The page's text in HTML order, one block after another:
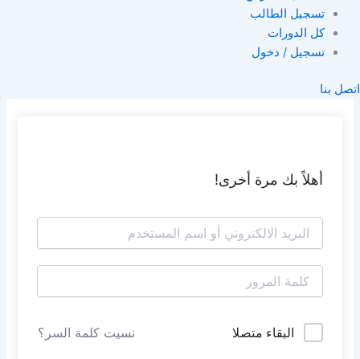
تسجيل الطالب
كل الدورات
تسجيل / دخول
اتصل بنا
أهلاً بك مرة أخرى!
البقاء متصلا نسيت كلمة السر؟